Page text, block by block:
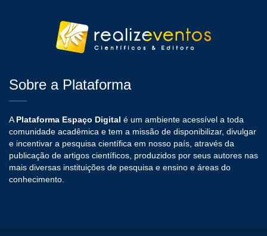
Sobre a Plataforma
APlataforma Espaço Digital é um ambiente acessível a toda
comunidade acadêmica e tem a missão de disponibilizar, divulgar
e incentivar a pesquisa científica em nosso país, através da
publicação de artigos científicos, produzidos por seus autores nas
mais diversas instituições de pesquisa e ensino e áreas do
conhecimento.